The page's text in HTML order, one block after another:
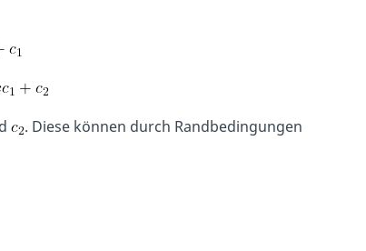
. Diese können durch Randbedingungen